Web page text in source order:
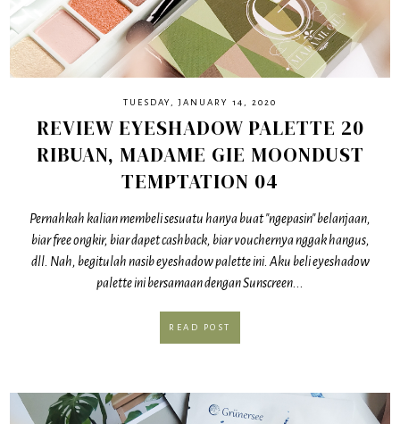
TUESDAY, JANUARY 14, 2020
REVIEW EYESHADOW PALETTE 20
RIBUAN, MADAME GIE MOONDUST
TEMPTATION 04
Pernahkah kalian membeli sesuatu hanya buat "ngepasin" belanjaan,
biar free ongkir, biar dapet cashback, biar vouchernya nggak hangus,
dll. Nah, begitulah nasib eyeshadow palette ini. Aku beli eyeshadow
palette ini bersamaan dengan Sunscreen...
READ POST